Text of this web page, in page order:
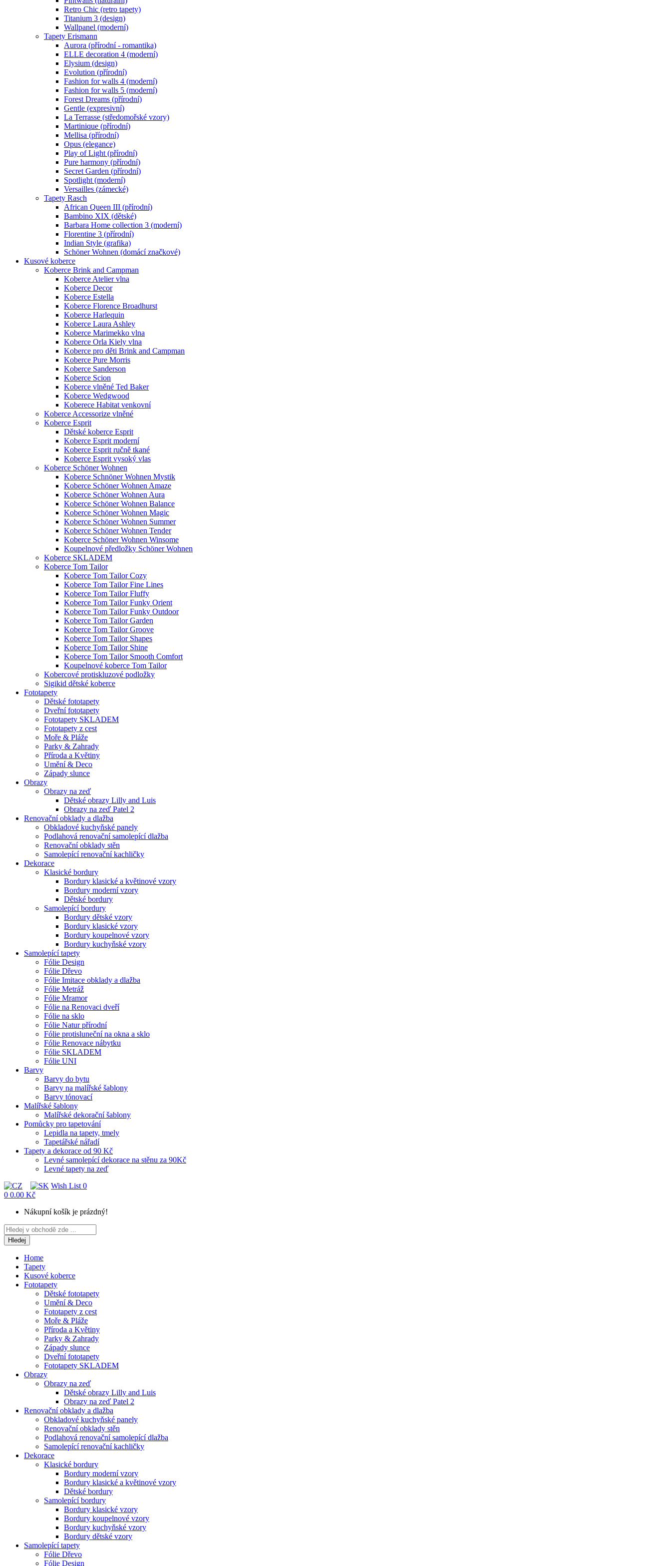
Retro Chic (retro tapety)
Titanium 3 (design)
Wallpanel (moderní)
Tapety Erismann
Aurora (přírodní - romantika)
ELLE decoration 4 (moderní)
Elysium (design)
Evolution (přírodní)
Fashion for walls 4 (moderní)
Fashion for walls 5 (moderní)
Forest Dreams (přírodní)
Gentle (expresivní)
La Terrasse (středomořské vzory)
Martinique (přírodní)
Mellisa (přírodní)
Opus (elegance)
Play of Light (přírodní)
Pure harmony (přírodní)
Secret Garden (přírodní)
Spotlight (moderní)
Versailles (zámecké)
Tapety Rasch
African Queen III (přírodní)
Bambino XIX (dětské)
Barbara Home collection 3 (moderní)
Florentine 3 (přírodní)
Indian Style (grafika)
Schöner Wohnen (domácí značkové)
Kusové koberce
Koberce Brink and Campman
Koberce Atelier vlna
Koberce Decor
Koberce Estella
Koberce Florence Broadhurst
Koberce Harlequin
Koberce Laura Ashley
Koberce Marimekko vlna
Koberce Orla Kiely vlna
Koberce pro děti Brink and Campman
Koberce Pure Morris
Koberce Sanderson
Koberce Scion
Koberce vlněné Ted Baker
Koberce Wedgwood
Koberece Habitat venkovní
Koberce Accessorize vlněné
Koberce Esprit
Dětské koberce Esprit
Koberce Esprit moderní
Koberce Esprit ručně tkané
Koberce Esprit vysoký vlas
Koberce Schöner Wohnen
Koberce Schnöner Wohnen Mystik
Koberce Schöner Wohnen Amaze
Koberce Schöner Wohnen Aura
Koberce Schöner Wohnen Balance
Koberce Schöner Wohnen Magic
Koberce Schöner Wohnen Summer
Koberce Schöner Wohnen Tender
Koberce Schöner Wohnen Winsome
Koupelnové předložky Schöner Wohnen
Koberce SKLADEM
Koberce Tom Tailor
Koberce Tom Tailor Cozy
Koberce Tom Tailor Fine Lines
Koberce Tom Tailor Fluffy
Koberce Tom Tailor Funky Orient
Koberce Tom Tailor Funky Outdoor
Koberce Tom Tailor Garden
Koberce Tom Tailor Groove
Koberce Tom Tailor Shapes
Koberce Tom Tailor Shine
Koberce Tom Tailor Smooth Comfort
Koupelnové koberce Tom Tailor
Kobercové protiskluzové podložky
Sigikid dětské koberce
Fototapety
Dětské fototapety
Dveřní fototapety
Fototapety SKLADEM
Fototapety z cest
Moře & Pláže
Parky & Zahrady
Příroda a Květiny
Umění & Deco
Západy slunce
Obrazy
Obrazy na zeď
Dětské obrazy Lilly and Luis
Obrazy na zeď Patel 2
Renovační obklady a dlažba
Obkladové kuchyňské panely
Podlahová renovační samolepící dlažba
Renovační obklady stěn
Samolepící renovační kachličky
Dekorace
Klasické bordury
Bordury klasické a květinové vzory
Bordury moderní vzory
Dětské bordury
Samolepící bordury
Bordury dětské vzory
Bordury klasické vzory
Bordury koupelnové vzory
Bordury kuchyňské vzory
Samolepící tapety
Fólie Design
Fólie Dřevo
Fólie Imitace obklady a dlažba
Fólie Metráž
Fólie Mramor
Fólie na Renovaci dveří
Fólie na sklo
Fólie Natur přírodní
Fólie protisluneční na okna a sklo
Fólie Renovace nábytku
Fólie SKLADEM
Fólie UNI
Barvy
Barvy do bytu
Barvy na malířské šablony
Barvy tónovací
Malířské šablony
Malířské dekorační šablony
Pomůcky pro tapetování
Lepidla na tapety, tmely
Tapetářské nářadí
Tapety a dekorace od 90 Kč
Levné samolepící dekorace na stěnu za 90Kč
Levné tapety na zeď
Wish List 0
0 0.00 Kč
Nákupní košík je prázdný!
Hledej
Home
Tapety
Kusové koberce
Fototapety
Dětské fototapety
Umění & Deco
Fototapety z cest
Moře & Pláže
Příroda a Květiny
Parky & Zahrady
Západy slunce
Dveřní fototapety
Fototapety SKLADEM
Obrazy
Obrazy na zeď
Dětské obrazy Lilly and Luis
Obrazy na zeď Patel 2
Renovační obklady a dlažba
Obkladové kuchyňské panely
Renovační obklady stěn
Podlahová renovační samolepící dlažba
Samolepící renovační kachličky
Dekorace
Klasické bordury
Bordury moderní vzory
Bordury klasické a květinové vzory
Dětské bordury
Samolepící bordury
Bordury klasické vzory
Bordury koupelnové vzory
Bordury kuchyňské vzory
Bordury dětské vzory
Samolepící tapety
Fólie Dřevo
Fólie Design